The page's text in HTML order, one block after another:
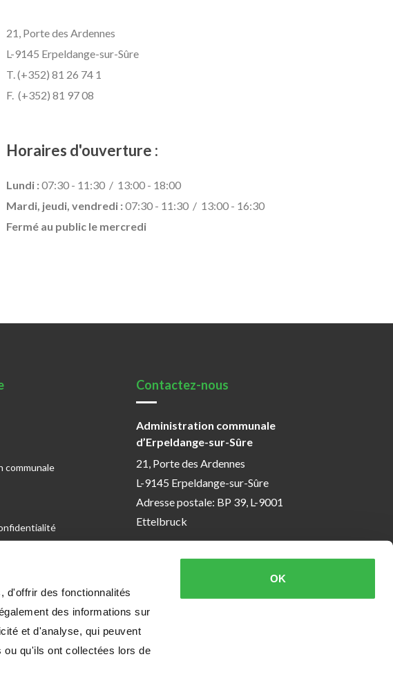
d'offrir des fonctionnalités
des informations sur
et d'analyse, qui peuvent
qu'ils ont collectées lors de
OK
21, Porte des Ardennes
L-9145 Erpeldange-sur-Sûre
T. (+352) 81 26 74 1
F. (+352) 81 97 08
Horaires d'ouverture :
Lundi :07:30 - 11:30 / 13:00 - 18:00
Mardi, jeudi, vendredi :07:30 - 11:30 / 13:00 - 16:30
Fermé au public le mercredi
communale
Contactez-nous
Administration communale
d’Erpeldange-sur-Sûre
21, Porte des Ardennes
L-9145 Erpeldange-sur-Sûre
Adresse postale: BP 39, L-9001
Ettelbruck
Conception & design